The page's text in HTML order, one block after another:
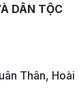
DÂN TỘC
Thân, Hoài